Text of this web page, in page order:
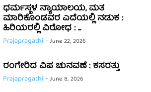
ಧರ್ಮಸ್ಥಳ ನ್ಯಾಯಾಲಯ, ಮತ
ಮಾರಿಕೊಂಡವರ ಎದೆಯಲ್ಲಿ ನಡುಕ :
ಹಿರಿಯರಲ್ಲಿ ವಿರೋಧ : ...
Prajapragathi-June 22, 2026
ರಂಗೇರಿದ ವಿಪ ಚುನವಣೆ : ಕಸರತ್ತು
Prajapragathi-June 8, 2026